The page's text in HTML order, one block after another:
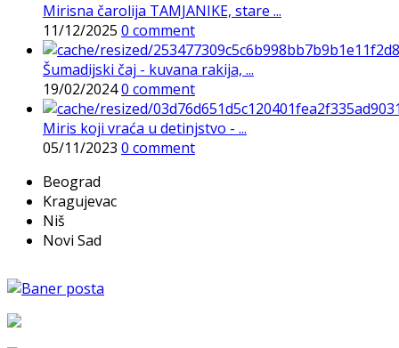
Mirisna čarolija TAMJANIKE, stare ...
11/12/2025 0 comment
Šumadijski čaj - kuvana rakija, ...
19/02/20240 comment
Miris koji vraća u detinjstvo - ...
05/11/2023 0 comment
Beograd
Kragujevac
Niš
Novi Sad